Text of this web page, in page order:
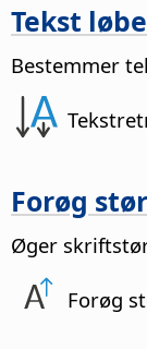
Tekst
Bestemmer
Forøg
Øger
Forøg